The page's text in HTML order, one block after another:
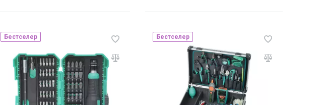
Наявність на складі: Львів
906471
Наявність на складі: Львів
Бестселер Бестселер